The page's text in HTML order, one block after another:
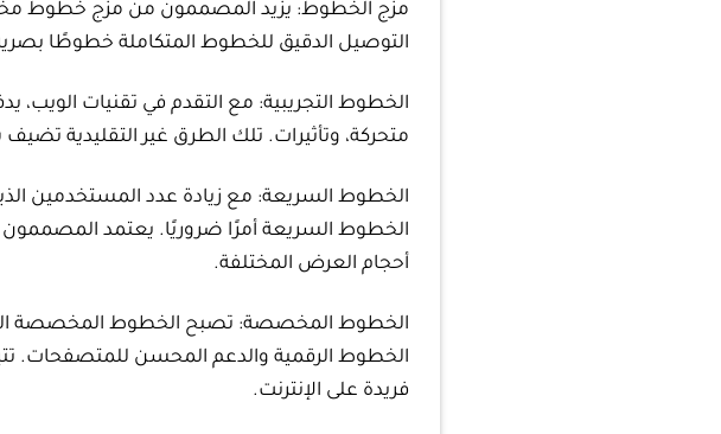
مزج الخطوط: يزيد المصممون من مزج خطوط
التوصيل الدقيق للخطوط المتكاملة خطوطًا
الخطوط التجريبية: مع التقدم في تقنيات
متحركة، وتأثيرات. تلك الطرق غير التقليدية تضيف
الخطوط السريعة: مع زيادة عدد المستخدمين
الخطوط السريعة أمرًا ضروريًا. يعتمد المصممون
أحجام العرض المختلفة.
الخطوط المخصصة: تصبح الخطوط المخصصة
الخطوط الرقمية والدعم المحسن للمتصفحات.
فريدة على الإنترنت.